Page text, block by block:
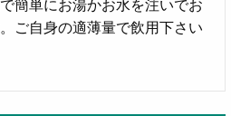
簡単にお湯かお水を注いでお
ご自身の適薄量で飲用下さい